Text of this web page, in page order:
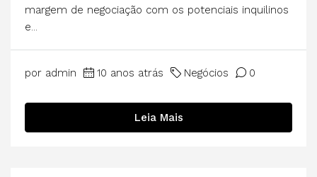
margem de negociação com os potenciais inquilinos
e...
por admin 10 anos atrás Negócios 0
Leia Mais